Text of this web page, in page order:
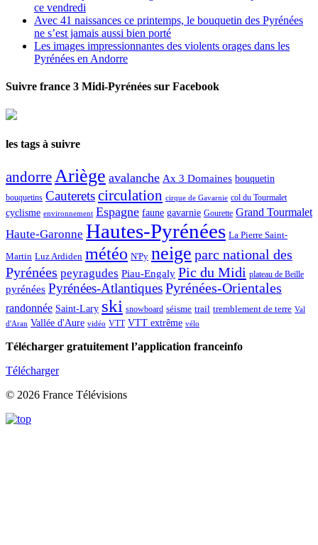
ce vendredi
Avec 41 naissances ce printemps, le bouquetin des Pyrénées
ne s’est jamais aussi bien porté
Les images impressionnantes des violents orages dans les
Pyrénées en Andorre
Suivre france 3 Midi-Pyrénées sur Facebook
les tags à suivre
andorreAriège avalanche Ax 3 Domaines bouquetin
bouquetins Cauteretscirculation cirque de Gavarnie col du Tourmalet
cyclisme environnement Espagne faune gavarnie Gourette Grand Tourmalet
Haute-Garonne Hautes-Pyrénées La Pierre Saint-
Martin Luz Ardiden météo N'Py neige parc national des
Pyrénées peyragudes Piau-Engaly Pic du Midi plateau de Beille
pyrénées Pyrénées-AtlantiquesPyrénées-Orientales
randonnée Saint-Lary ski snowboard séisme trail tremblement de terre Val
d'Aran Vallée d'Aure vidéo VTT VTT extrême vélo
Télécharger gratuitement l’application franceinfo
Télécharger
© 2026 France Télévisions